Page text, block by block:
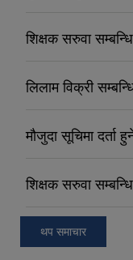
शिक्षक सरुवा
लिलाम विक्री
मौजुदा सूचिमा दर्ता
शिक्षक सरुवा
थप समाचार